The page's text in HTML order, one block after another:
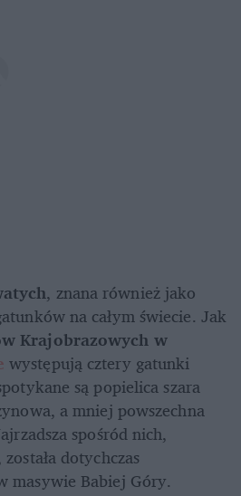
, znana również jako
na całym świecie. Jak
Krajobrazowych w
występują cztery gatunki
są popielica szara
a mniej powszechna
spośród nich,
dotychczas
masywie Babiej Góry.